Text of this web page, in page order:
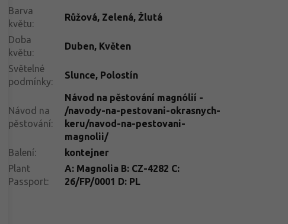
Barva
květu:
Růžová, Zelená, Žlutá
Doba
květu:
Duben, Květen
Světelné
podmínky:
Slunce, Polostín
Návod na
pěstování:
Návod na pěstování magnólií -
/navody-na-pestovani-okrasnych-
keru/navod-na-pestovani-
magnolii/
Balení:
kontejner
Plant
Passport:
A: Magnolia B: CZ-4282 C:
26/FP/0001 D: PL